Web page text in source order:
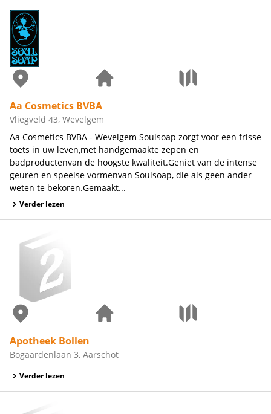
Aa Cosmetics BVBA
Vliegveld 43, Wevelgem
Aa Cosmetics BVBA - Wevelgem Soulsoap zorgt voor een frisse
toets in uw leven,met handgemaakte zepen en
badproductenvan de hoogste kwaliteit.Geniet van de intense
geuren en speelse vormenvan Soulsoap, die als geen ander
weten te bekoren.Gemaakt...
Verder lezen
Apotheek Bollen
Bogaardenlaan 3, Aarschot
Verder lezen